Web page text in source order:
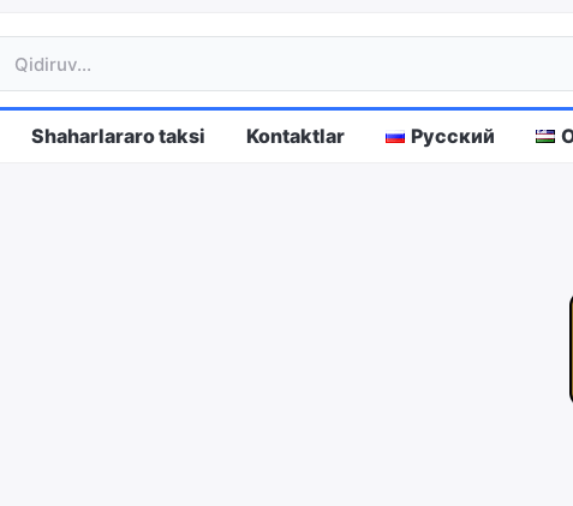
Shaharlararo taksi Kontaktlar Русский